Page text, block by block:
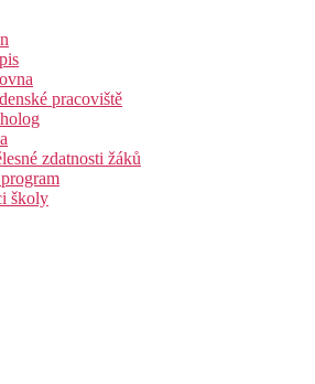
pracoviště
zdatnosti žáků
školy